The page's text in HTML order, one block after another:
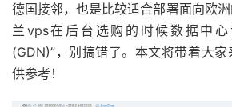
德国接邻，也是比较适合部署面向欧
兰vps在后台选购的时候数据中心
(GDN)”，别搞错了。本文将带着大
供参考！